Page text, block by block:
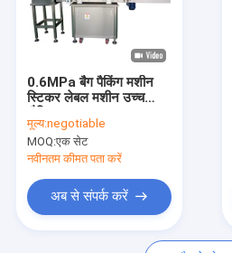
हमारे बारे में
संपर्क करें
एक उद्धरण की विनती करे
0.6MPa बैग पैकिंग मशीन
स्टिकर लेबल मशीन उच्च
मूल्य:negotiable
MOQ:एक सेट
नवीनतम कीमत पता करें
अब से संपर्क करें